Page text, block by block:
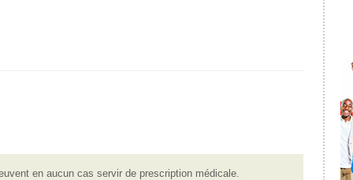
en aucun cas servir de prescription médicale.